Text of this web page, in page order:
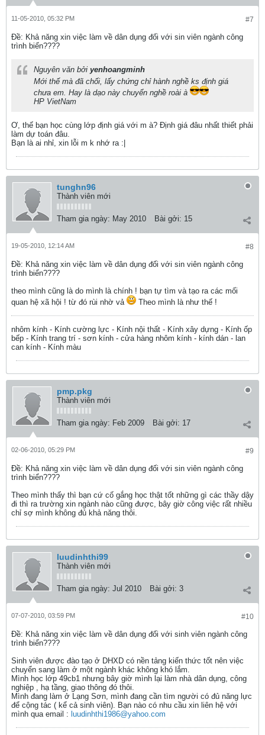
#7
11-05-2010, 05:32 PM
Ðề: Khả năng xin việc làm về dân dụng đối với sin viên ngành công
trình biển????
Nguyên văn bởi yenhoangminh
Mới thế mà đã chối, lấy chứng chỉ hành nghề ks định giá
chưa em. Hay là dạo này chuyển nghề roài à
HP VietNam
Ơ, thế bạn học cùng lớp định giá với m à? Định giá đâu nhất thiết phải
làm dự toán đâu.
Bạn là ai nhỉ, xin lỗi m k nhớ ra :|
tunghn96
Thành viên mới
Tham gia ngày: May 2010 Bài gởi: 15
#8
19-05-2010, 12:14 AM
Ðề: Khả năng xin việc làm về dân dụng đối với sin viên ngành công
trình biển????
theo mình cũng là do mình là chính ! bạn tự tìm và tạo ra các mối
quan hệ xã hội ! từ đó rùi nhờ vả
Theo mình là như thế !
nhôm kính - Kính cường lực - Kính nội thất - Kính xây dựng - Kính ốp
bếp - Kính trang trí - sơn kính - cửa hàng nhôm kính - kính dán - lan
can kính - Kính màu
pmp.pkg
Thành viên mới
Tham gia ngày: Feb 2009 Bài gởi: 17
#9
02-06-2010, 05:29 PM
Ðề: Khả năng xin việc làm về dân dụng đối với sin viên ngành công
trình biển????
Theo mình thấy thì bạn cứ cố gắng học thật tốt những gì các thầy dậy
đi thì ra trường xin ngành nào cũng được, bây giờ công việc rất nhiều
chỉ sợ mình không đủ khả năng thôi.
luudinhthi99
Thành viên mới
Tham gia ngày: Jul 2010 Bài gởi: 3
#10
07-07-2010, 03:59 PM
Ðề: Khả năng xin việc làm về dân dụng đối với sinh viên ngành công
trình biển????
Sinh viên được đào tạo ở DHXD có nền tảng kiến thức tốt nên việc
chuyển sang làm ở một ngành khác không khó lắm.
Mình học lớp 49cb1 nhưng bây giờ mình lại làm nhà dân dụng, công
nghiệp , hạ tầng, giao thông đó thôi.
Mình đang làm ở Lạng Sơn, mình đang cần tìm người có đủ năng lực
để cộng tác ( kể cả sinh viên). Bạn nào có nhu cầu xin liên hệ với
mình qua email : luudinhthi1986@yahoo.com